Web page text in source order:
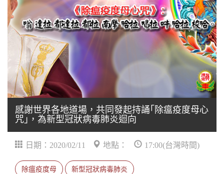
感謝世界各地道場，共同發起持誦｢除瘟疫度母心
咒｣，為新型冠狀病毒肺炎迴向
日期：2020/02/11 地點： 17:00(台灣時間)
除瘟疫度母 新型冠狀病毒肺炎